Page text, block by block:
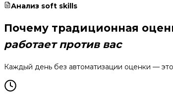
Анализ soft skills
Почему традиционная
работает против вас
Каждый день без автоматизации оценки —